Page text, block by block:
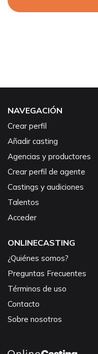
NAVEGACIÓN
Crear perfil
Añadir casting
Agencias y productores
Crear perfil de agente
Castings y audiciones
Talentos
Acceder
ONLINECASTING
¿Quiénes somos?
Preguntas Frecuentes
Términos de uso
Contacto
Sobre nosotros